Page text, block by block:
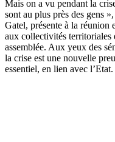
Mais on a vu pendant la
sont au plus près des gens
Gatel, présente à la réunion
aux collectivités territoriales
assemblée. Aux yeux des
la crise est une nouvelle
essentiel, en lien avec l’Etat.